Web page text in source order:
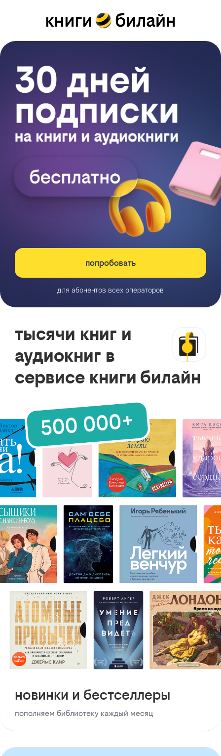
попробовать
для абонентов всех операторов
тысячи книг и
аудиокниг в
сервисе книги билайн
новинки и бестселлеры
пополняем библиотеку каждый месяц